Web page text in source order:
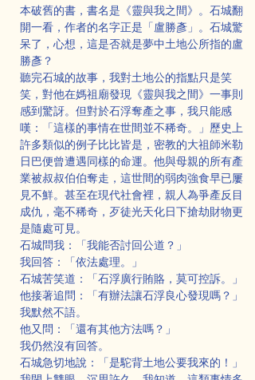
本破舊的書，書名是《靈與我之間》。石城翻
開一看，作者的名字正是「盧勝彥」。石城驚
呆了，心想，這是否就是夢中土地公所指的盧
勝彥？
聽完石城的故事，我對土地公的指點只是笑
笑，對他在媽祖廟發現《靈與我之間》一事則
感到驚訝。但對於石浮奪產之事，我只能感
嘆：「這樣的事情在世間並不稀奇。」歷史上
許多類似的例子比比皆是，密教的大祖師米勒
日巴便曾遭遇同樣的命運。他與母親的所有產
業被叔叔伯伯奪走，這世間的弱肉強食早已屢
見不鮮。甚至在現代社會裡，親人為爭產反目
成仇，毫不稀奇，歹徒光天化日下搶劫財物更
是隨處可見。
石城問我：「我能否討回公道？」
我回答：「依法處理。」
石城苦笑道：「石浮廣行賄賂，莫可控訴。」
他接著追問：「有辦法讓石浮良心發現嗎？」
我默然不語。
他又問：「還有其他方法嗎？」
我仍然沒有回答。
石城急切地說：「是駝背土地公要我來的！」